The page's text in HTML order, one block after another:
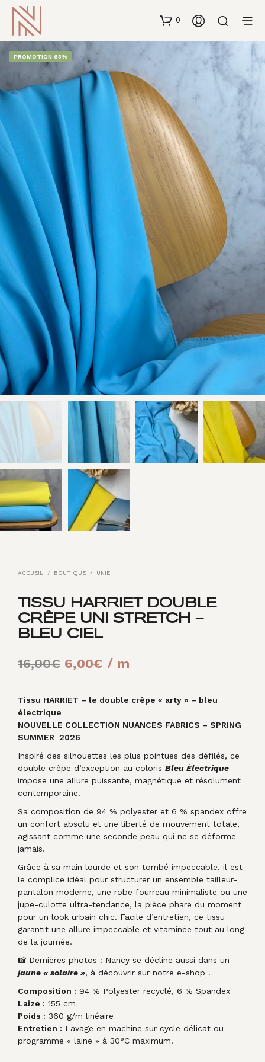
0
PROMOTION 63%
ACCUEIL / BOUTIQUE / UNIE
TISSU HARRIET DOUBLE
CRÊPE UNI STRETCH –
BLEU CIEL
16,00€ Le
initial
était :
16,00€.
6,00€ Le
actuel
est :
/ m
Tissu HARRIET – le double crêpe « arty » – bleu
électrique
NOUVELLE COLLECTION NUANCES FABRICS – SPRING
SUMMER 2026
Inspiré des silhouettes les plus pointues des défilés, ce
double crêpe d’exception au coloris Bleu Électrique
impose une allure puissante, magnétique et résolument
contemporaine.
Sa composition de 94 % polyester et 6 % spandex offre
un confort absolu et une liberté de mouvement totale,
agissant comme une seconde peau qui ne se déforme
jamais.
Grâce à sa main lourde et son tombé impeccable, il est
le complice idéal pour structurer un ensemble tailleur-
pantalon moderne, une robe fourreau minimaliste ou une
jupe-culotte ultra-tendance, la pièce phare du moment
pour un look urbain chic. Facile d’entretien, ce tissu
garantit une allure impeccable et vitaminée tout au long
de la journée.
📸 Dernières photos : Nancy se décline aussi dans un
jaune « solaire », à découvrir sur notre e-shop !
Composition : 94 % Polyester recyclé, 6 % Spandex
Laize : 155 cm
Poids : 360 g/m linéaire
Entretien : Lavage en machine sur cycle délicat ou
programme « laine » à 30°C maximum.